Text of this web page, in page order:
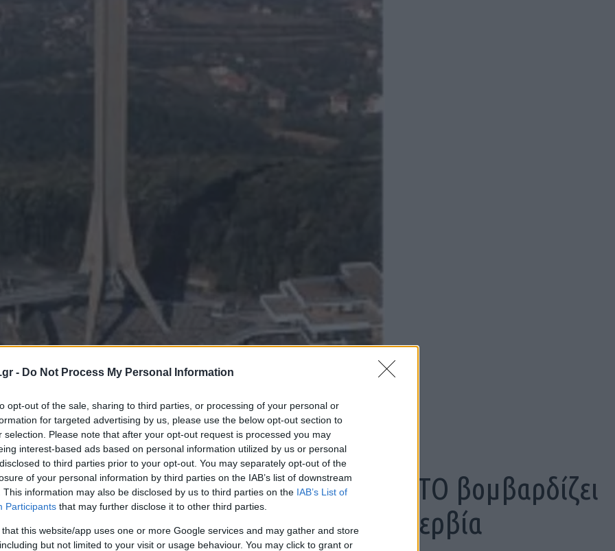
- Do Not Process My Personal Information
opt-out of the sale, sharing to third parties, or processing of your personal or
for targeted advertising by us, please use the below opt-out section to
selection. Please note that after your opt-out request is processed you may
interest-based ads based on personal information utilized by us or personal
to third parties prior to your opt-out. You may separately opt-out of the
of your personal information by third parties on the IAB’s list of downstream
This information may also be disclosed by us to third parties on the IAB’s List of
Participants that may further disclose it to other third parties.
that this website/app uses one or more Google services and may gather and store
but not limited to your visit or usage behaviour. You may click to grant or
2026 37
ΣΗΜΕΡΑ – 29 Απριλίου 1999: Το ΝΑΤΟ βομβαρδίζει
πύργο τηλεπικοινωνιών Avala στη Σερβία